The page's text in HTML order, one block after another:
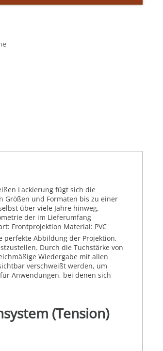
Lackierung fügt sich die
Größen und Formaten bis zu einer
über viele Jahre hinweg,
der im Lieferumfang
Frontprojektion Material: PVC
perfekte Abbildung der Projektion,
Durch die Tuchstärke von
Wiedergabe mit allen
verschweißt werden, um
Anwendungen, bei denen sich
(Tension)